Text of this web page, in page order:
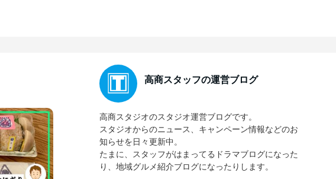
高商スタッフの運営ブログ
高商スタジオのスタジオ運営ブログです。
スタジオからのニュース、キャンペーン情報などのお
知らせを日々更新中。
たまに、スタッフがはまってるドラマブログになった
り、地域グルメ紹介ブログになったりします。